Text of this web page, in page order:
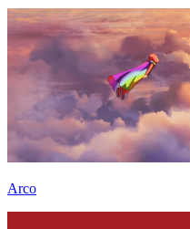
Arco